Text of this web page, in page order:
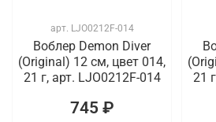
арт. LJO0212F-014
Воблер Demon Diver
(Original) 12 см, цвет 014,
21 г, арт. LJO0212F-014
745 ₽
21